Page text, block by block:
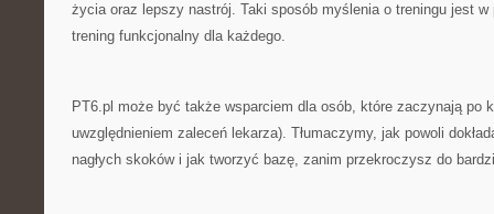
życia oraz lepszy nastrój. Taki sposób myślenia o treningu jest w
trening funkcjonalny dla każdego.
PT6.pl może być także wsparciem dla osób, które zaczynają po
uwzględnieniem zaleceń lekarza). Tłumaczymy, jak powoli
nagłych skoków i jak tworzyć bazę, zanim przekroczysz do